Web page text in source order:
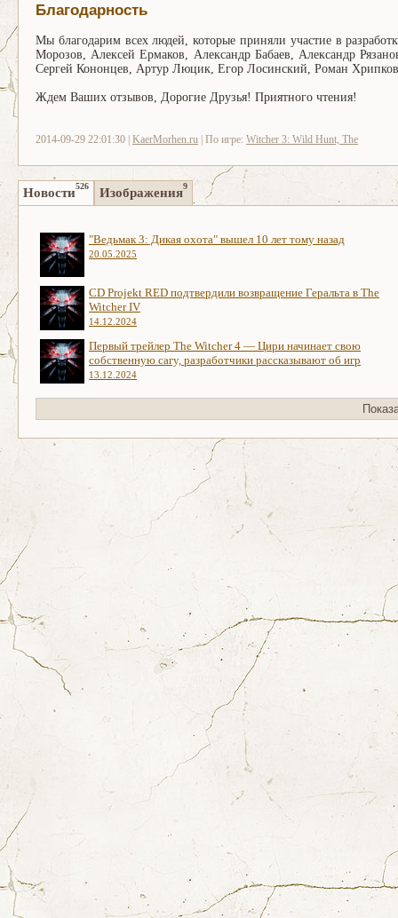
Благодарность
Мы благодарим всех людей, которые приняли участие в
Морозов, Алексей Ермаков, Александр Бабаев, Александр
Сергей Кононцев, Артур Люцик, Егор Лосинский, Роман
Ждем Ваших отзывов, Дорогие Друзья! Приятного чтения!
2014-09-29 22:01:30 | KaerMorhen.ru | По игре: Witcher 3: Wild Hunt, The
Новости526 Изображения9
"Ведьмак 3: Дикая охота" вышел 10 лет тому назад
20.05.2025
CD Projekt RED подтвердили возвращение Геральта в The
Witcher IV
14.12.2024
Первый трейлер The Witcher 4 — Цири начинает свою
собственную сагу, разработчики рассказывают об игр
13.12.2024